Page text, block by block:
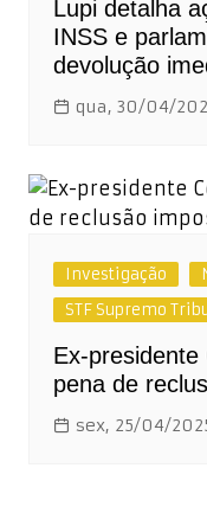
Lupi detalha
INSS e
devolução
qua, 30/04/
Investigação
STF Supremo
Ex-
pena de
sex, 25/04/